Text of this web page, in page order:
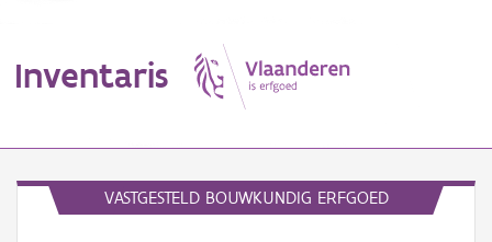
Inventaris
VASTGESTELD BOUWKUNDIG ERFGOED